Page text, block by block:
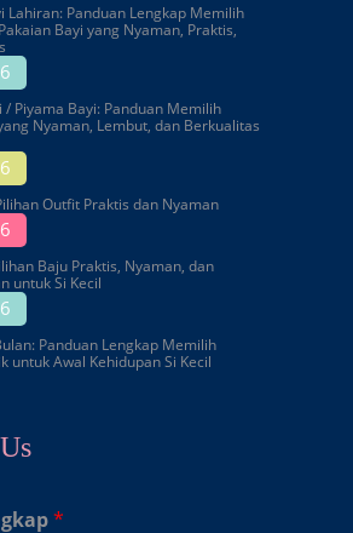
Lahiran: Panduan Lengkap Memilih
Bayi yang Nyaman, Praktis,
/ Piyama Bayi: Panduan Memilih
Nyaman, Lembut, dan Berkualitas
Outfit Praktis dan Nyaman
Baju Praktis, Nyaman, dan
untuk Si Kecil
Panduan Lengkap Memilih
untuk Awal Kehidupan Si Kecil
*